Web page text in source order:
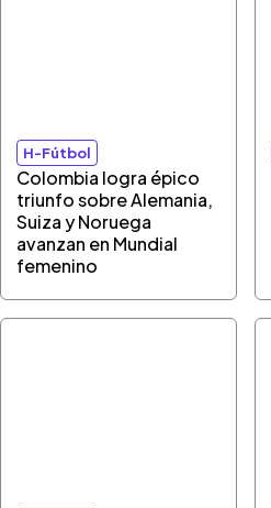
H-Fútbol
Colombia logra épico
triunfo sobre Alemania,
Suiza y Noruega
avanzan en Mundial
femenino